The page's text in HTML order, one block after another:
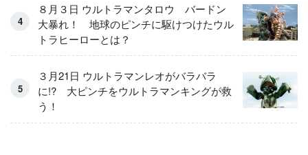
８月３日 ウルトラマンタロウ バードン
大暴れ！ 地球のピンチに駆けつけたウル
トラヒーローとは？
３月21日 ウルトラマンレオがバラバラ
に!? 大ピンチをウルトラマンキングが救
う！